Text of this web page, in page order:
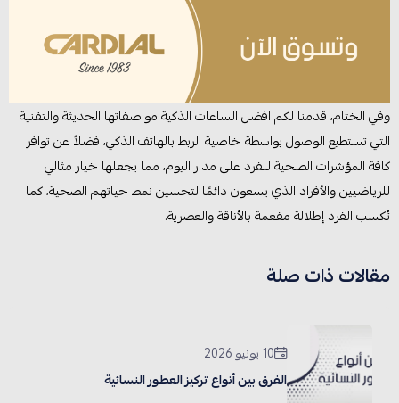
وفي الختام، قدمنا لكم افضل الساعات الذكية مواصفاتها الحديثة والتقنية
التي تستطيع الوصول بواسطة خاصية الربط بالهاتف الذكي، فضلاً عن توافر
كافة المؤشرات الصحية للفرد على مدار اليوم، مما يجعلها خيار مثالي
للرياضيين والأفراد الذي يسعون دائمًا لتحسين نمط حياتهم الصحية، كما
تُكسب الفرد إطلالة مفعمة بالأناقة والعصرية.
مقالات ذات صلة
10 يونيو 2026
الفرق بين أنواع تركيز العطور النسائية